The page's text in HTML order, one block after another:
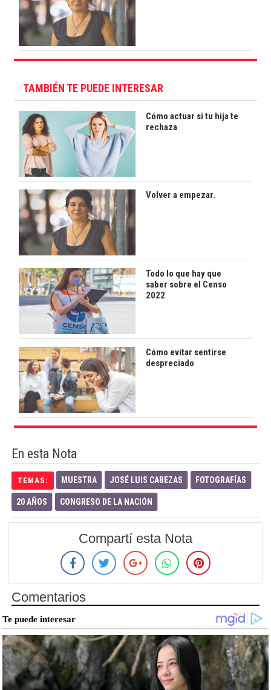
TAMBIÉN TE PUEDE INTERESAR
Cómo actuar si tu hija te
rechaza
Volver a empezar.
Todo lo que hay que
saber sobre el Censo
2022
Cómo evitar sentirse
despreciado
En esta Nota
TEMAS: MUESTRA JOSÉ LUIS CABEZAS FOTOGRAFÍAS
20 AÑOS CONGRESO DE LA NACIÓN
Compartí esta Nota
Comentarios